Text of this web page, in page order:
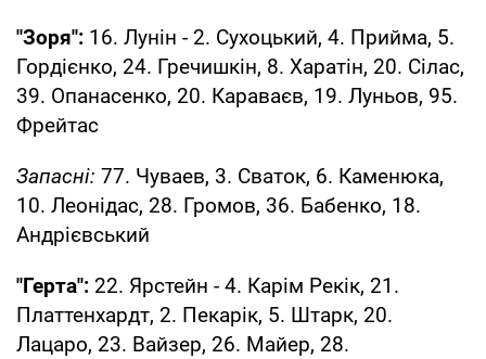
"Зоря": 16. Лунін - 2. Сухоцький, 4. Прийма, 5.
Гордієнко, 24. Гречишкін, 8. Харатін, 20. Сілас,
39. Опанасенко, 20. Караваєв, 19. Луньов, 95.
Фрейтас
Запасні: 77. Чуваев, 3. Сваток, 6. Каменюка,
10. Леонідас, 28. Громов, 36. Бабенко, 18.
Андрієвський
"Герта": 22. Ярстейн - 4. Карім Рекік, 21.
Платтенхардт, 2. Пекарік, 5. Штарк, 20.
Лацаро, 23. Вайзер, 26. Майер, 28.